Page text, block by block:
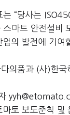
는 “당사는
스마트 안전설비
업의 발전에 기여
의품과 (사)한국
토 보도준칙 및